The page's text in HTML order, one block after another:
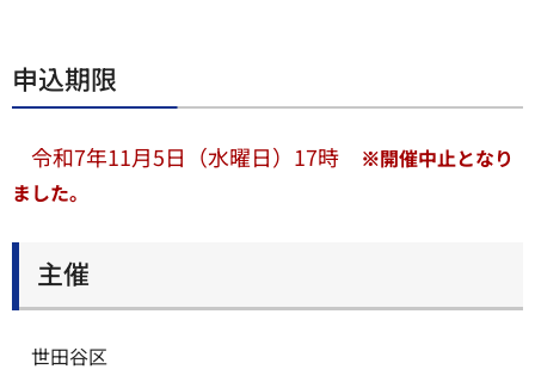
申込期限
令和7年11月5日（水曜日）17時 ※開催中止となり
ました。
主催
世田谷区